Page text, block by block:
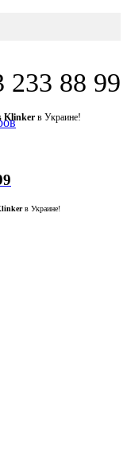
Klinker в Украине!
233 88 99
в Украине!